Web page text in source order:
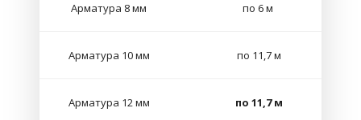
Арматура 8 мм по 6 м
Арматура 10 мм по 11,7 м
Арматура 12 мм по 11,7 м